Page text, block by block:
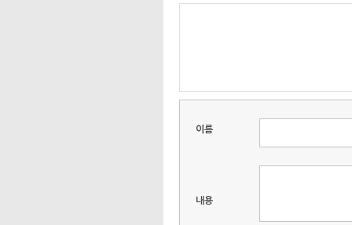
이름
내용